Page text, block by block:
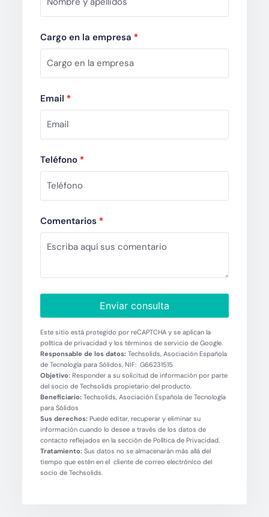
Cargo en la empresa *
Email *
Teléfono *
Comentarios *
Enviar consulta
Este sitio está protegido por reCAPTCHA y se aplican la
política de privacidad y los términos de servicio de Google.
Responsable de los datos:Techsolids, Asociación Española
de Tecnología para Sólidos, NIF: G66231515
Objetivo:Responder a su solicitud de información por parte
del socio de Techsolids propietario del producto.
Beneficiario:Techsolids, Asociación Española de Tecnología
para Sólidos
Sus derechos:Puede editar, recuperar y eliminar su
información cuando lo desee a través de los datos de
contacto reflejados en la sección de Política de Privacidad.
Tratamiento:Sus datos no se almacenarán más allá del
tiempo que estén en el cliente de correo electrónico del
socio de Techsolids.